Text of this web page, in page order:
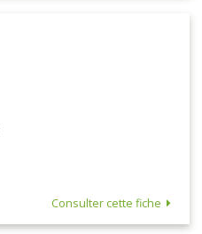
Consulter cette fiche